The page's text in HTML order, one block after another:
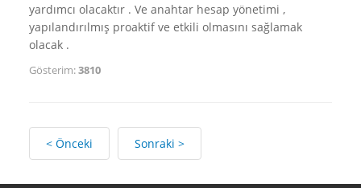
Yetki
Kalite
Diğer
Ticari Künye - Firma Bilgileri
Referanslar
DANIŞMANLIK
yardımcı olacaktır . Ve anahtar hesap yönetimi ,
yapılandırılmış proaktif ve etkili olmasını sağlamak
olacak .
Gösterim:3810
< Önceki Sonraki >